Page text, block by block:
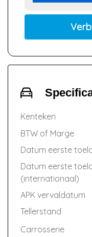
Kenteken
BTW of Marge
Datum eerste
Datum eerste
(internationaal)
APK vervaldatum
Tellerstand
Carrosserie